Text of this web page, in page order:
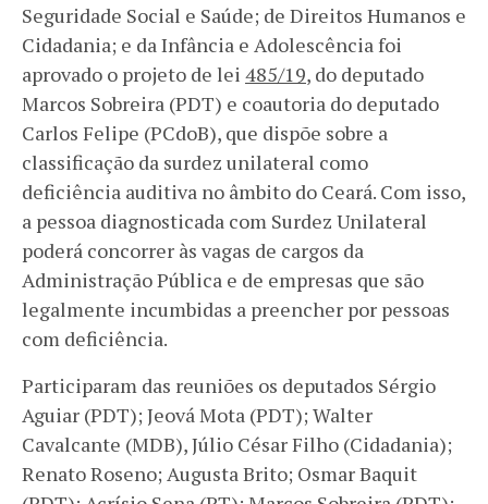
Seguridade Social e Saúde; de Direitos Humanos e
Cidadania; e da Infância e Adolescência foi
aprovado o projeto de lei 485/19, do deputado
Marcos Sobreira (PDT) e coautoria do deputado
Carlos Felipe (PCdoB), que dispõe sobre a
classificação da surdez unilateral como
deficiência auditiva no âmbito do Ceará. Com isso,
a pessoa diagnosticada com Surdez Unilateral
poderá concorrer às vagas de cargos da
Administração Pública e de empresas que são
legalmente incumbidas a preencher por pessoas
com deficiência.
Participaram das reuniões os deputados Sérgio
Aguiar (PDT); Jeová Mota (PDT); Walter
Cavalcante (MDB), Júlio César Filho (Cidadania);
Renato Roseno; Augusta Brito; Osmar Baquit